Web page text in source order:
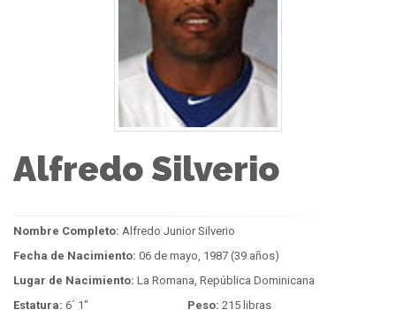
Alfredo Silverio
Nombre Completo: Alfredo Junior Silverio
Fecha de Nacimiento: 06 de mayo, 1987 (39 años)
Lugar de Nacimiento: La Romana, República Dominicana
Estatura: 6´ 1" Peso: 215 libras